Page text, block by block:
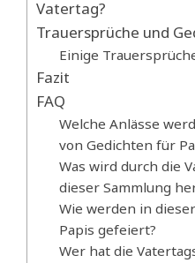
Vatertag?
Trauersprüche und
Einige
Fazit
FAQ
Welche Anlässe
von Gedichten für
Was wird durch die
dieser Sammlung
Wie werden in
Papis gefeiert?
Wer hat die